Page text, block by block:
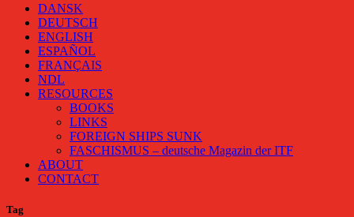
DANSK
DEUTSCH
ENGLISH
ESPAÑOL
FRANÇAIS
NDL
RESOURCES
BOOKS
LINKS
FOREIGN SHIPS SUNK
FASCHISMUS – deutsche Magazin der ITF
ABOUT
CONTACT
Tag